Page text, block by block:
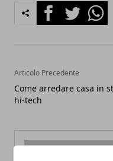
FacebookTwitter
Articolo Precedente
Come arredare casa in
hi-tech